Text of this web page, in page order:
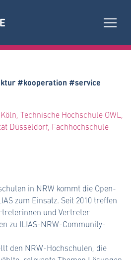
#kooperation #service
Technische Hochschule OWL,
Düsseldorf, Fachhochschule
in NRW kommt die Open-
zum Einsatz. Seit 2010 treffen
und Vertreter
zu ILIAS-NRW-Community-
den NRW-Hochschulen, die